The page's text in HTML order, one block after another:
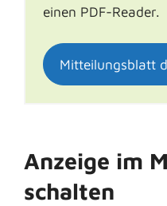
einen PDF-Reader.
Mitteilungsblatt
Anzeige im
schalten